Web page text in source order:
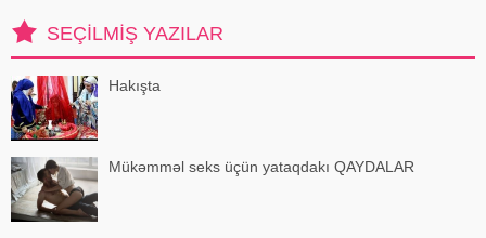
sözlərinə görə
SEÇILMIŞ YAZILAR
Hakışta
Mükəmməl seks üçün yataqdakı QAYDALAR